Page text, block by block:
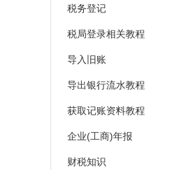
税务登记
税局登录相关教程
导入旧账
导出银行流水教程
获取记账资料教程
企业(工商)年报
财税知识